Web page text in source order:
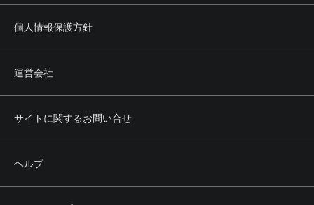
個人情報保護方針
運営会社
サイトに関するお問い合せ
ヘルプ